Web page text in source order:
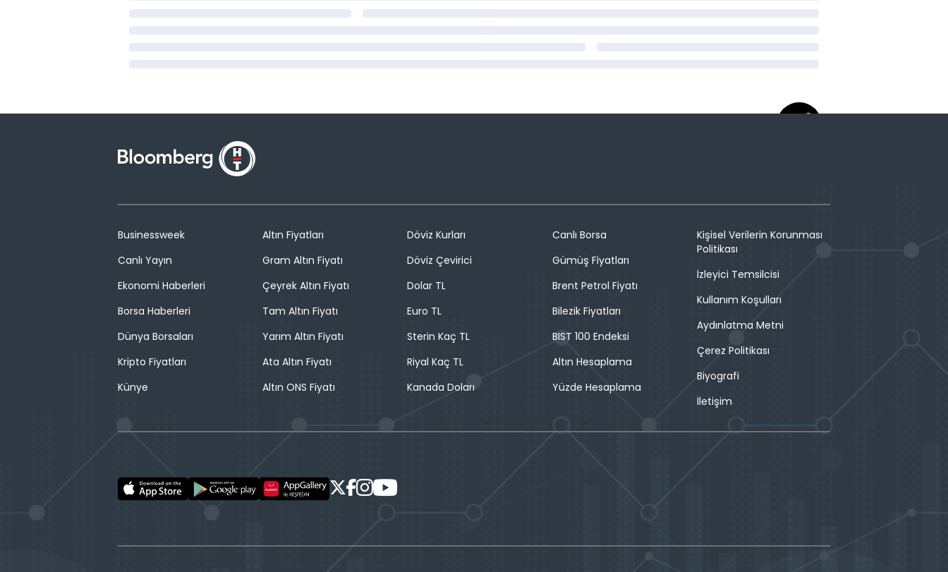
Businessweek
Canlı Yayın
Ekonomi Haberleri
Borsa Haberleri
Dünya Borsaları
Kripto Fiyatları
Künye
Altın Fiyatları
Gram Altın Fiyatı
Çeyrek Altın Fiyatı
Tam Altın Fiyatı
Yarım Altın Fiyatı
Ata Altın Fiyatı
Altın ONS Fiyatı
Döviz Kurları
Döviz Çevirici
Dolar TL
Euro TL
Sterin Kaç TL
Riyal Kaç TL
Kanada Doları
Canlı Borsa
Gümüş Fiyatları
Brent Petrol Fiyatı
Bilezik Fiyatları
BIST 100 Endeksi
Altın Hesaplama
Yüzde Hesaplama
Kişisel Verilerin Korunması
Politikası
İzleyici Temsilcisi
Kullanım Koşulları
Aydınlatma Metni
Çerez Politikası
Biyografi
İletişim